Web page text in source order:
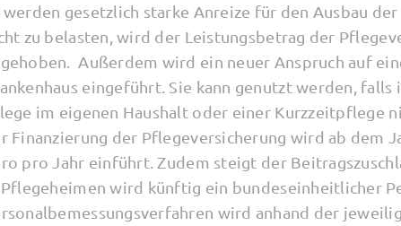
werden gesetzlich starke Anreize für den Ausbau
zu belasten, wird der Leistungsbetrag der
Außerdem wird ein neuer Anspruch auf
eingeführt. Sie kann genutzt werden, falls
im eigenen Haushalt oder einer Kurzzeitpflege
Finanzierung der Pflegeversicherung wird ab dem
pro Jahr einführt. Zudem steigt der
wird künftig ein bundeseinheitlicher
wird anhand der